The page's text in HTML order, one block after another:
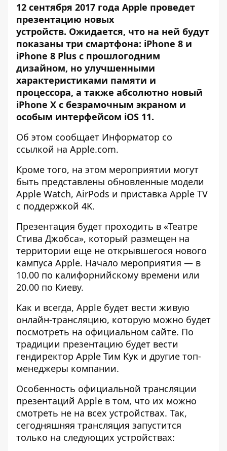
12 сентября 2017 года Apple проведет
презентацию новых
устройств. Ожидается, что на ней будут
показаны три смартфона: iPhone 8 и
iPhone 8 Plus с прошлогодним
дизайном, но улучшенными
характеристиками памяти и
процессора, а также абсолютно новый
iPhone X с безрамочным экраном и
особым интерфейсом iOS 11.
Об этом сообщает Информатор со
ссылкой на Apple.com.
Кроме того, на этом мероприятии могут
быть представлены обновленные модели
Apple Watch, AirPods и приставка Apple TV
с поддержкой 4K.
Презентация будет проходить в «Театре
Стива Джобса», который размещен на
территории еще не открывшегося нового
кампуса Apple. Начало мероприятия — в
10.00 по калифорнийскому времени или
20.00 по Киеву.
Как и всегда, Apple будет вести живую
онлайн-трансляцию, которую можно будет
посмотреть на официальном сайте. По
традиции презентацию будет вести
гендиректор Apple Тим Кук и другие топ-
менеджеры компании.
Особенность официальной трансляции
презентаций Apple в том, что их можно
смотреть не на всех устройствах. Так,
сегодняшняя трансляция запустится
только на следующих устройствах: